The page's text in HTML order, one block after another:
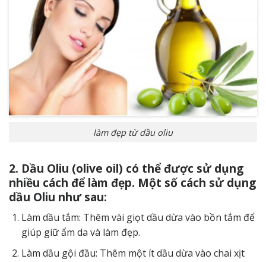
làm đẹp từ dầu oliu
2. Dầu Oliu (olive oil) có thể được sử dụng
nhiều cách để làm đẹp. Một số cách sử dụng
dầu Oliu như sau:
Làm dầu tắm: Thêm vài giọt dầu dừa vào bồn tắm để
giúp giữ ẩm da và làm đẹp.
Làm dầu gội đầu: Thêm một ít dầu dừa vào chai xịt